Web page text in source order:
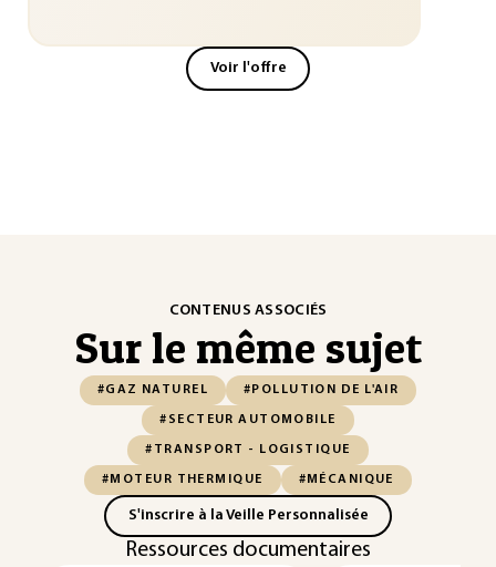
Voir l'offre
CONTENUS ASSOCIÉS
Sur le même sujet
#GAZ NATUREL #POLLUTION DE L'AIR
#SECTEUR AUTOMOBILE
#TRANSPORT - LOGISTIQUE
#MOTEUR THERMIQUE #MÉCANIQUE
S'inscrire à la Veille Personnalisée
Ressources documentaires